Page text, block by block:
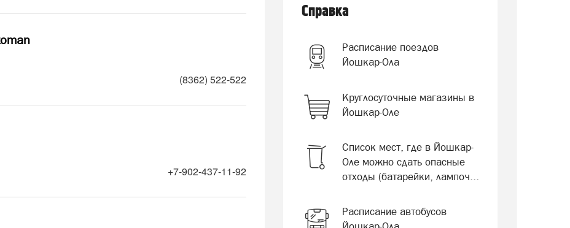
(8362) 522-522
+7-902-437-11-92
Справка
Расписание поездов
Йошкар-Ола
Круглосуточные магазины в
Йошкар-Оле
Список мест, где в Йошкар-
Оле можно сдать опасные
отходы (батарейки, лампоч...
Расписание автобусов